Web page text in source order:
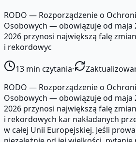
RODO — Rozporządzenie o
Osobowych — obowiązuje od maja
2026 przynosi największą falę
i rekordowyc
13 min czytania·
RODO — Rozporządzenie o
Osobowych — obowiązuje od maja
2026 przynosi największą falę
i rekordowych kar nakładanych
w całej Unii Europejskiej. Jeśli